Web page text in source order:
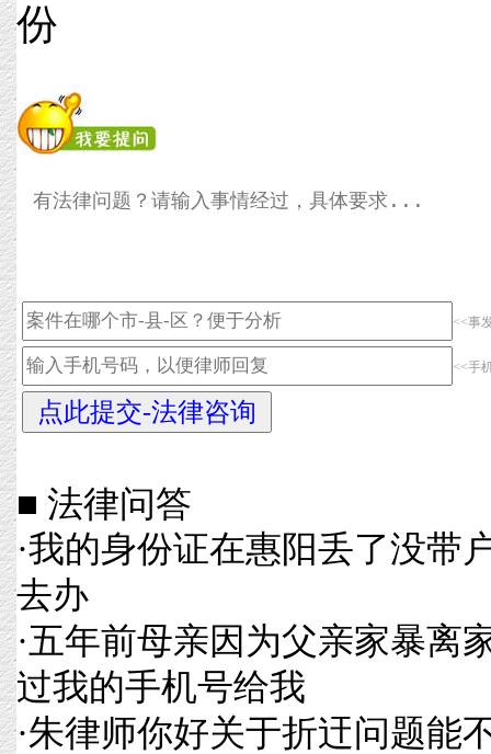
份
<<事
<<手
■ 法律问答
·我的身份证在惠阳丢了没带
去办
·五年前母亲因为父亲家暴离
过我的手机号给我
·朱律师你好关于折迀问题能